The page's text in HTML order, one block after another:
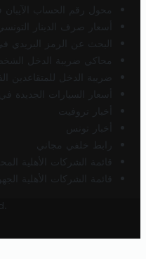
محول رقم الحساب الآيبان
أسعار صرف الدينار
البحث عن الرمز البريدي
محاكي ضريبة الدخل
ضريبة الدخل للمتقاعدين
أسعار السيارات الجديدة
أخبار تروفيت
أخبار تونس
رابط خلفي مجاني
قائمة الشركات الأهلية
قائمة الشركات الأهلية